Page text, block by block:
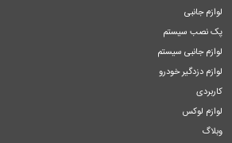
لوازم جانبی
پک نصب سیستم
لوازم جانبی سیستم
لوازم دزدگیر خودرو
کاربردی
لوازم لوکس
وبلاگ